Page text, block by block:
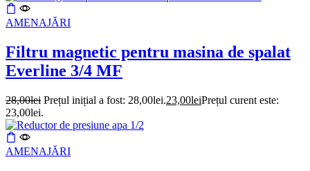
AMENAJĂRI
Filtru magnetic pentru masina de spalat
Everline 3/4 MF
28,00lei Prețul inițial a fost: 28,00lei.23,00leiPrețul curent este:
23,00lei.
AMENAJĂRI